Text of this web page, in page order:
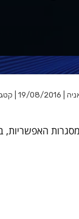
המסגרות